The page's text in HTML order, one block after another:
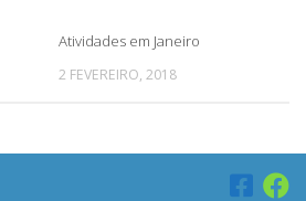
Atividades em Janeiro
2 FEVEREIRO, 2018